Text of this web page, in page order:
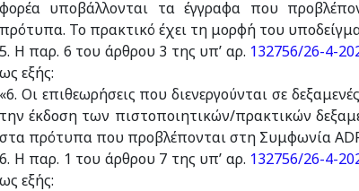
φορέα υποβάλλoνται τα έγγραφα που
πρότυπα. Το πρακτικό έχει τη μορφή του
5. Η παρ. 6 του άρθρου 3 της υπ’ αρ. 132756/26-4-
ως εξής:
«6. Οι επιθεωρήσεις που διενεργούνται σε
την έκδοση των πιστοποιητικών/πρακτικών
στα πρότυπα που προβλέπονται στη Συμφωνία
6. Η παρ. 1 του άρθρου 7 της υπ’ αρ. 132756/26-4-
ως εξής: